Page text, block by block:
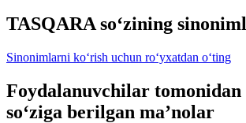
TASQARA so‘zining
Sinonimlarni ko‘rish uchun ro‘yxatdan o‘ting
Foydalanuvchilar
so‘ziga berilgan ma’nolar